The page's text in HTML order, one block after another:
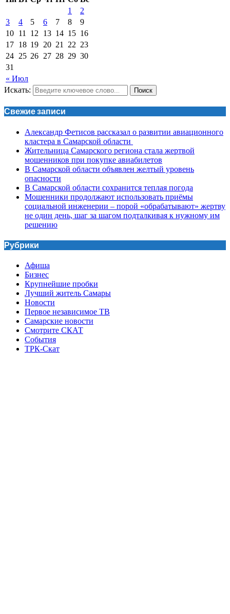
« Июл
1
2
3
4 5 6 7 8
9
10 11 12 13 14 15 16
17 18 19 20 21 22 23
24 25 26 27 28 29 30
31
Искать: Поиск
Свежие записи
Александр Фетисов рассказал о развитии авиационного
кластера в Самарской области
Жительница Самарского региона стала жертвой
мошенников при покупке авиабилетов
В Самарской области объявлен желтый уровень
опасности
В Самарской области сохранится теплая погода
Мошенники продолжают использовать приёмы
социальной инженерии – порой «обрабатывают» жертву
не один день, шаг за шагом подталкивая к нужному им
решению
Рубрики
Афиша
Бизнес
Крупнейшие пробки
Лучший житель Самары
Новости
Первое независимое ТВ
Самарские новости
Смотрите СКАТ
События
ТРК-Скат